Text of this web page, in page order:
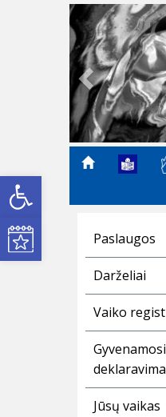
Open toolbar
Kultūros renginiai
Previous
Paslaugos
Darželiai
Vaiko
Jūsų vaikas